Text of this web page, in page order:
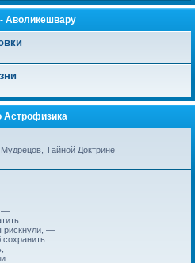
Аволикешвару
Астрофизика
Тайной Доктрине
—
рискнули, —
сохранить